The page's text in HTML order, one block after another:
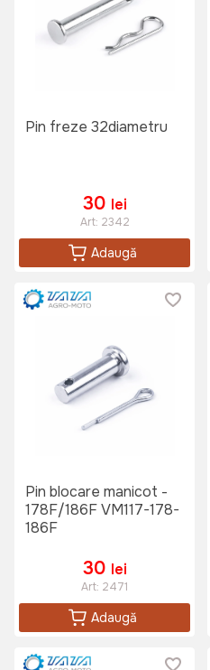
Pin freze 32diametru
30 lei
Art: 2342
Adaugă
Pin blocare manicot -
178F/186F VM117-178-
186F
30 lei
Art: 2471
Adaugă